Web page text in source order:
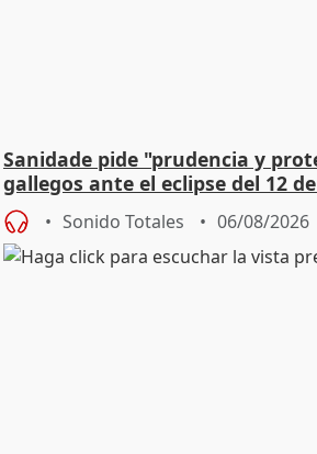
Sanidade pide "prudencia y
gallegos ante el eclipse del 12
Sonido Totales 06/08/2026